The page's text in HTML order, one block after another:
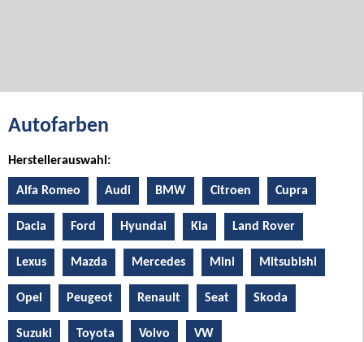
Autofarben
Herstellerauswahl:
Alfa Romeo Audi BMW Citroen Cupra
Dacia Ford Hyundai Kia Land Rover
Lexus Mazda Mercedes Mini Mitsubishi
Opel Peugeot Renault Seat Skoda
Suzuki Toyota Volvo VW